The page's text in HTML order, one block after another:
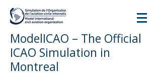
ModelICAO – The Official
ICAO Simulation in
Montreal